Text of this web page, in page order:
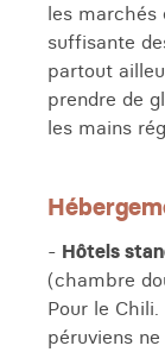
les marchés
suffisante
partout
prendre de
les mains
- Hôtels
(chambre
Pour le
péruviens